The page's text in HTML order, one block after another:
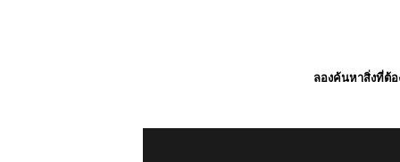
ลองค้นหาสิ่งที่ต้อ